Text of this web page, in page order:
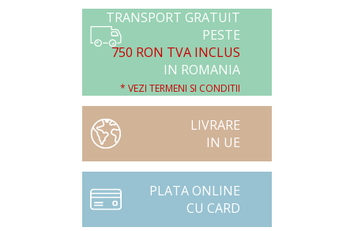
TRANSPORT GRATUIT
PESTE
750 RON TVA INCLUS
IN ROMANIA
* VEZI TERMENI SI CONDITII
LIVRARE
IN UE
PLATA ONLINE
CU CARD